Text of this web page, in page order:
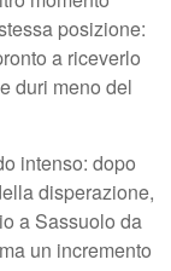
posizione:
a riceverlo
duri meno del
intenso: dopo
disperazione,
a Sassuolo da
un incremento